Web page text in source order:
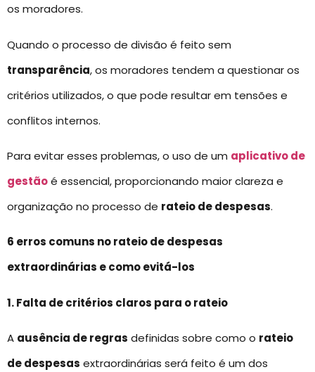
os moradores.
Quando o processo de divisão é feito sem
transparência, os moradores tendem a questionar os
critérios utilizados, o que pode resultar em tensões e
conflitos internos.
Para evitar esses problemas, o uso de um aplicativo de
gestãoé essencial, proporcionando maior clareza e
organização no processo de rateio de despesas.
6 erros comuns no rateio de despesas
extraordinárias e como evitá-los
1. Falta de critérios claros para o rateio
A ausência de regras definidas sobre como o rateio
de despesas extraordinárias será feito é um dos